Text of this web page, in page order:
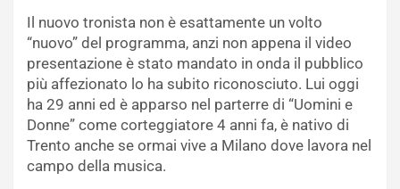
Il nuovo tronista non è esattamente un volto
“nuovo” del programma, anzi non appena il video
presentazione è stato mandato in onda il pubblico
più affezionato lo ha subito riconosciuto. Lui oggi
ha 29 anni ed è apparso nel parterre di “Uomini e
Donne” come corteggiatore 4 anni fa, è nativo di
Trento anche se ormai vive a Milano dove lavora nel
campo della musica.